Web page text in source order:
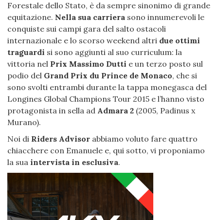
Forestale dello Stato, è da sempre sinonimo di grande
equitazione. Nella sua carriera sono innumerevoli le
conquiste sui campi gara del salto ostacoli
internazionale e lo scorso weekend altri due ottimi
traguardi si sono aggiunti al suo curriculum: la
vittoria nel Prix Massimo Dutti e un terzo posto sul
podio del Grand Prix du Prince de Monaco, che si
sono svolti entrambi durante la tappa monegasca del
Longines Global Champions Tour 2015 e l’hanno visto
protagonista in sella ad Admara 2 (2005, Padinus x
Murano).
Noi di Riders Advisor abbiamo voluto fare quattro
chiacchere con Emanuele e, qui sotto, vi proponiamo
la sua intervista in esclusiva.